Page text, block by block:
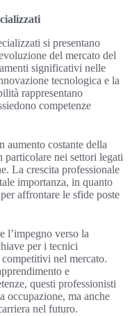
si presentano
del mercato del
significativi nelle
tecnologica e la
rappresentano
competenze
aumento costante della
particolare nei settori legati
La crescita professionale
importanza, in quanto
affrontare le sfide poste
l’impegno verso la
per i tecnici
nel mercato.
e
questi professionisti
occupazione, ma anche
nel futuro.